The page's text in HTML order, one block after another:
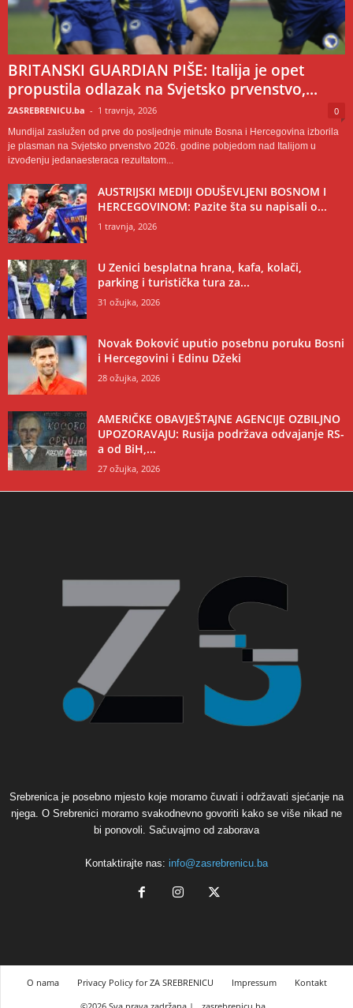
BRITANSKI GUARDIAN PIŠE: Italija je opet
propustila odlazak na Svjetsko prvenstvo,...
ZASREBRENICU.ba - 1 travnja, 2026 0
Mundijal zaslužen od prve do posljednje minute Bosna i Hercegovina izborila
je plasman na Svjetsko prvenstvo 2026. godine pobjedom nad Italijom u
izvođenju jedanaesteraca rezultatom...
AUSTRIJSKI MEDIJI ODUŠEVLJENI BOSNOM I
HERCEGOVINOM: Pazite šta su napisali o...
1 travnja, 2026
U Zenici besplatna hrana, kafa, kolači,
parking i turistička tura za...
31 ožujka, 2026
Novak Đoković uputio posebnu poruku Bosni
i Hercegovini i Edinu Džeki
28 ožujka, 2026
AMERIČKE OBAVJEŠTAJNE AGENCIJE OZBILJNO
UPOZORAVAJU: Rusija podržava odvajanje RS-
a od BiH,...
27 ožujka, 2026
Srebrenica je posebno mjesto koje moramo čuvati i održavati sjećanje na
njega. O Srebrenici moramo svakodnevno govoriti kako se više nikad ne
bi ponovoli. Sačuvajmo od zaborava
Kontaktirajte nas: info@zasrebrenicu.ba
O nama Privacy Policy for ZA SREBRENICU Impressum
Kontakt